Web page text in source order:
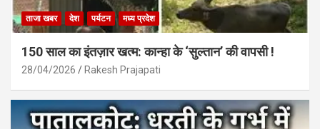
ताजा खबर देश पर्यटन मध्य प्रदेश
150 साल का इंतज़ार खत्म: कान्हा के ‘सुल्तान’ की वापसी !
28/04/2026 Rakesh Prajapati